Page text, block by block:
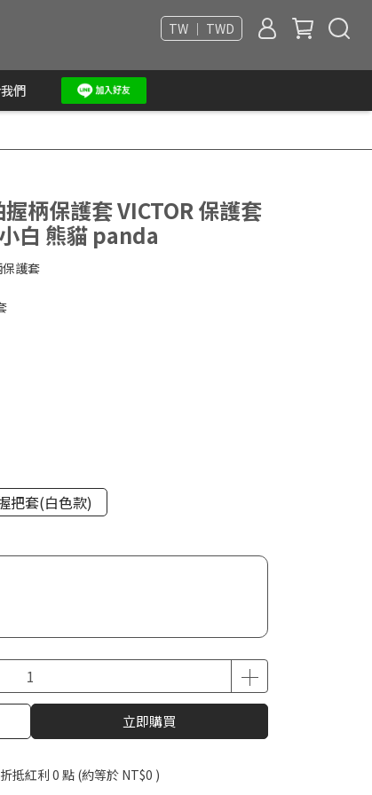
TW ｜ TWD
們
握柄保護套 VICTOR 保護套
白 熊貓 panda
護套
把套(白色款)
立即購買
抵紅利 0 點 (約等於 NT$0 )